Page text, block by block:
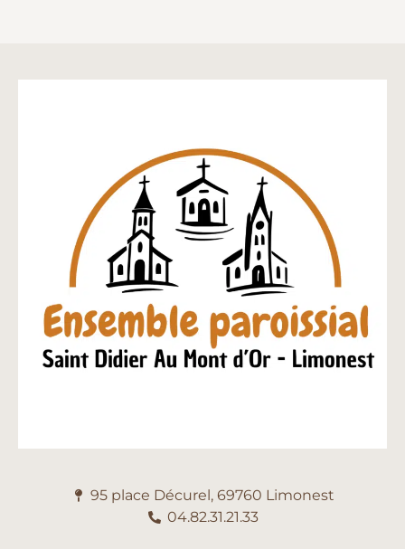
95 place Décurel, 69760 Limonest
04.82.31.21.33